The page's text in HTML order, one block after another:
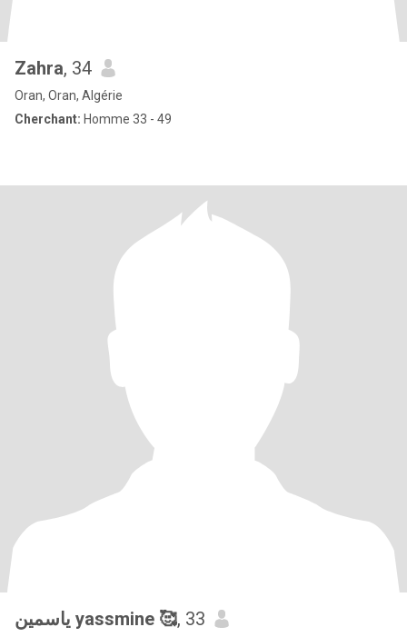
Zahra, 34
Oran, Oran, Algérie
Cherchant: Homme 33 - 49
ياسمين yassmine 🥰, 33